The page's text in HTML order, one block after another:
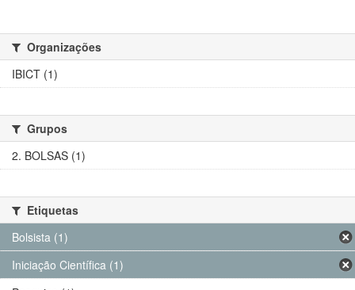
Organizações
IBICT (1)
Grupos
2. BOLSAS (1)
Etiquetas
Bolsista (1)
Iniciação Científica (1)